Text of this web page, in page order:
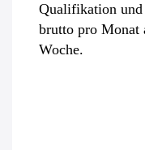
Qualifikation und
brutto pro Monat
Woche.